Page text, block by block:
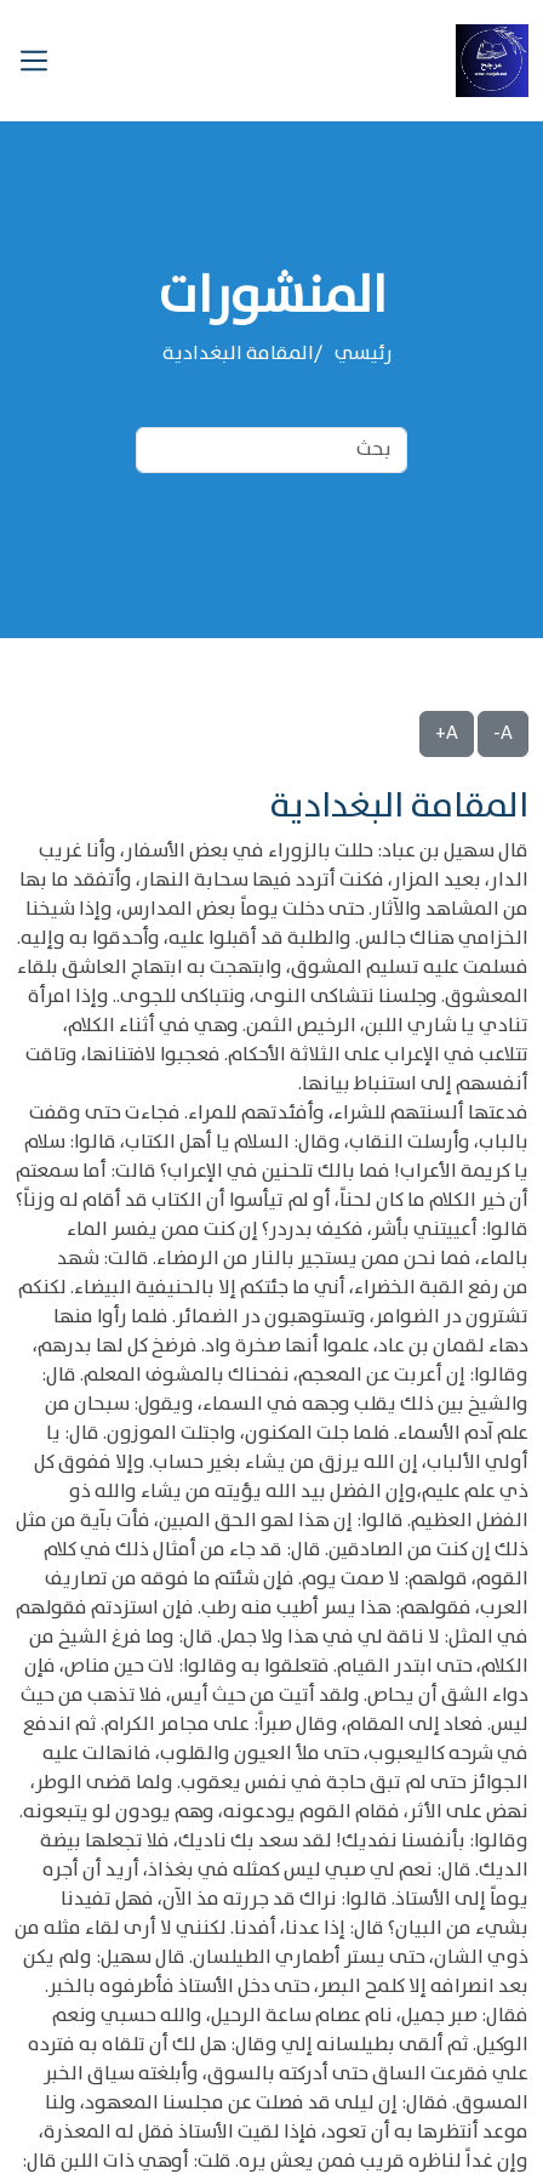
المنشورات
رئيسي المقامة البغدادية
A-
A+
المقامة البغدادية
قال سهيل بن عباد: حللت بالزوراء في بعض الأسفار، وأنا غريب
الدار، بعيد المزار، فكنت أتردد فيها سحابة النهار، وأتفقد ما بها
من المشاهد والآثار. حتى دخلت يوماً بعض المدارس، وإذا شيخنا
الخزامي هناك جالس. والطلبة قد أقبلوا عليه، وأحدقوا به وإليه.
فسلمت عليه تسليم المشوق، وابتهجت به ابتهاج العاشق بلقاء
المعشوق. وجلسنا نتشاكى النوى، ونتباكى للجوى.. وإذا امرأة
تنادي يا شاري اللبن، الرخيص الثمن. وهي في أثناء الكلام،
تتلاعب في الإعراب على الثلاثة الأحكام. فعجبوا لافتنانها، وتاقت
أنفسهم إلى استنباط بيانها.
فدعتها ألسنتهم للشراء، وأفئدتهم للمراء. فجاءت حتى وقفت
بالباب، وأرسلت النقاب، وقال: السلام يا أهل الكتاب، قالوا: سلام
يا كريمة الأعراب! فما بالك تلحنين في الإعراب؟ قالت: أما سمعتم
أن خير الكلام ما كان لحناً، أو لم تيأسوا أن الكتاب قد أقام له وزناً؟
قالوا: أعييتني بأشر، فكيف بدردر؟ إن كنت ممن يفسر الماء
بالماء، فما نحن ممن يستجير بالنار من الرمضاء. قالت: شهد
من رفع القبة الخضراء، أني ما جئتكم إلا بالحنيفية البيضاء. لكنكم
تشترون در الضوامر، وتستوهبون در الضمائر. فلما رأوا منها
دهاء لقمان بن عاد، علموا أنها صخرة واد. فرضخ كل لها بدرهم،
وقالوا: إن أعربت عن المعجم، نفحناك بالمشوف المعلم. قال:
والشيخ بين ذلك يقلب وجهه في السماء، ويقول: سبحان من
علم آدم الأسماء. فلما جلت المكنون، واجتلت الموزون. قال: يا
أولي الألباب، إن الله يرزق من يشاء بغير حساب. وإلا ففوق كل
ذي علم عليم،وإن الفضل بيد الله يؤيته من يشاء والله ذو
الفضل العظيم. قالوا: إن هذا لهو الحق المبين، فأت بآية من مثل
ذلك إن كنت من الصادقين. قال: قد جاء من أمثال ذلك في كلام
القوم، قولهم: لا صمت يوم. فإن شئتم ما فوقه من تصاريف
العرب، فقولهم: هذا يسر أطيب منه رطب. فإن استزدتم فقولهم
في المثل: لا ناقة لي في هذا ولا جمل. قال: وما فرغ الشيخ من
الكلام، حتى ابتدر القيام. فتعلقوا به وقالوا: لات حين مناص، فإن
دواء الشق أن يحاص. ولقد أتيت من حيث أيس، فلا تذهب من حيث
ليس. فعاد إلى المقام، وقال صبراً: على مجامر الكرام. ثم اندفع
في شرحه كاليعبوب، حتى ملأ العيون والقلوب، فانهالت عليه
الجوائز حتى لم تبق حاجة في نفس يعقوب. ولما قضى الوطر،
نهض على الأثر، فقام القوم يودعونه، وهم يودون لو يتبعونه.
وقالوا: بأنفسنا نفديك! لقد سعد بك ناديك، فلا تجعلها بيضة
الديك. قال: نعم لي صبي ليس كمثله في بغذاذ، أريد أن أجره
يوماً إلى الأستاذ. قالوا: نراك قد جررته مذ الآن، فهل تفيدنا
بشيء من البيان؟ قال: إذا عدنا، أفدنا. لكنني لا أرى لقاء مثله من
ذوي الشان، حتى يستر أطماري الطيلسان. قال سهيل: ولم يكن
بعد انصرافه إلا كلمح البصر، حتى دخل الأستاذ فأطرفوه بالخبر.
فقال: صبر جميل، نام عصام ساعة الرحيل، والله حسبي ونعم
الوكيل. ثم ألقى بطيلسانه إلي وقال: هل لك أن تلقاه به فترده
علي فقرعت الساق حتى أدركته بالسوق، وأبلغته سياق الخبر
المسوق. فقال: إن ليلى قد فصلت عن مجلسنا المعهود، ولنا
موعد أنتظرها به أن تعود، فإذا لقيت الأستاذ فقل له المعذرة،
وإن غداً لناظره قريب فمن يعش يره. قلت: أوهي ذات اللبن قال: